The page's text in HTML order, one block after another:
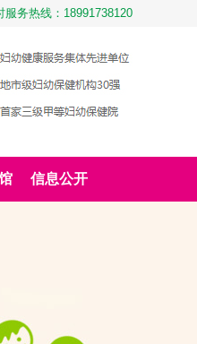
服务热线：18991738120
信息公开